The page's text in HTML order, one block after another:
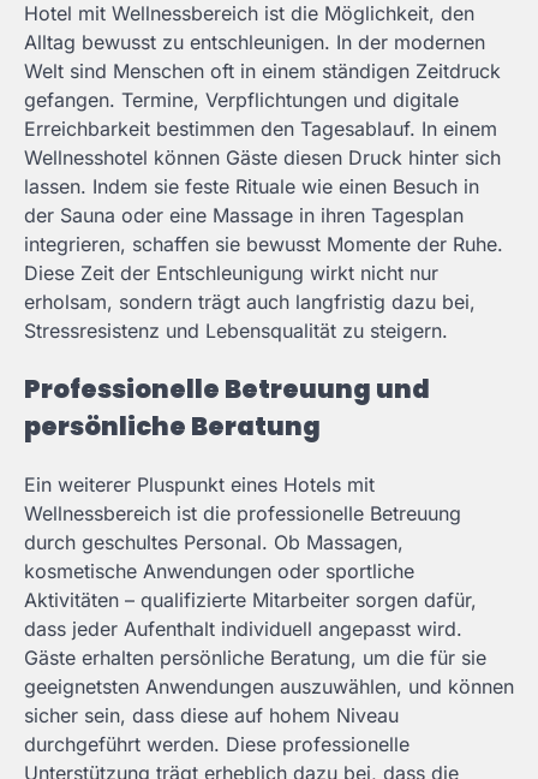
Hotel mit Wellnessbereich ist die Möglichkeit, den
Alltag bewusst zu entschleunigen. In der modernen
Welt sind Menschen oft in einem ständigen Zeitdruck
gefangen. Termine, Verpflichtungen und digitale
Erreichbarkeit bestimmen den Tagesablauf. In einem
Wellnesshotel können Gäste diesen Druck hinter sich
lassen. Indem sie feste Rituale wie einen Besuch in
der Sauna oder eine Massage in ihren Tagesplan
integrieren, schaffen sie bewusst Momente der Ruhe.
Diese Zeit der Entschleunigung wirkt nicht nur
erholsam, sondern trägt auch langfristig dazu bei,
Stressresistenz und Lebensqualität zu steigern.
Professionelle Betreuung und
persönliche Beratung
Ein weiterer Pluspunkt eines Hotels mit
Wellnessbereich ist die professionelle Betreuung
durch geschultes Personal. Ob Massagen,
kosmetische Anwendungen oder sportliche
Aktivitäten – qualifizierte Mitarbeiter sorgen dafür,
dass jeder Aufenthalt individuell angepasst wird.
Gäste erhalten persönliche Beratung, um die für sie
geeignetsten Anwendungen auszuwählen, und können
sicher sein, dass diese auf hohem Niveau
durchgeführt werden. Diese professionelle
Unterstützung trägt erheblich dazu bei, dass die